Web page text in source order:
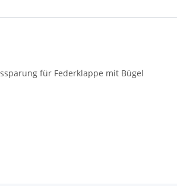
für Federklappe mit Bügel